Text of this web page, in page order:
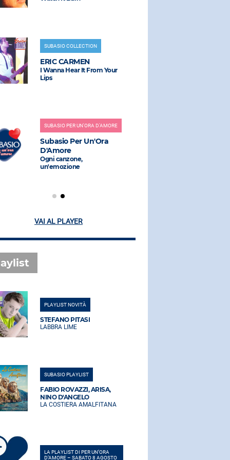
SUBASIO COLLECTION
ERIC CARMEN
I Wanna Hear It From Your
Lips
SUBASIO PER UN'ORA D'AMORE
Subasio Per Un'Ora
D'Amore
Ogni canzone,
un'emozione
VAI AL PLAYER
PLAYLIST NOVITÀ
STEFANO PITASI
LABBRA LIME
SUBASIO PLAYLIST
FABIO ROVAZZI, ARISA,
NINO D'ANGELO
LA COSTIERA AMALFITANA
LA PLAYLIST DI PER UN’ORA
D’AMORE – SABATO 8 AGOSTO